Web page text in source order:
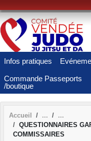
Infos pratiques
Commande Passeports
/boutique
Accueil
QUESTIONNAIRES
COMMISSAIRES